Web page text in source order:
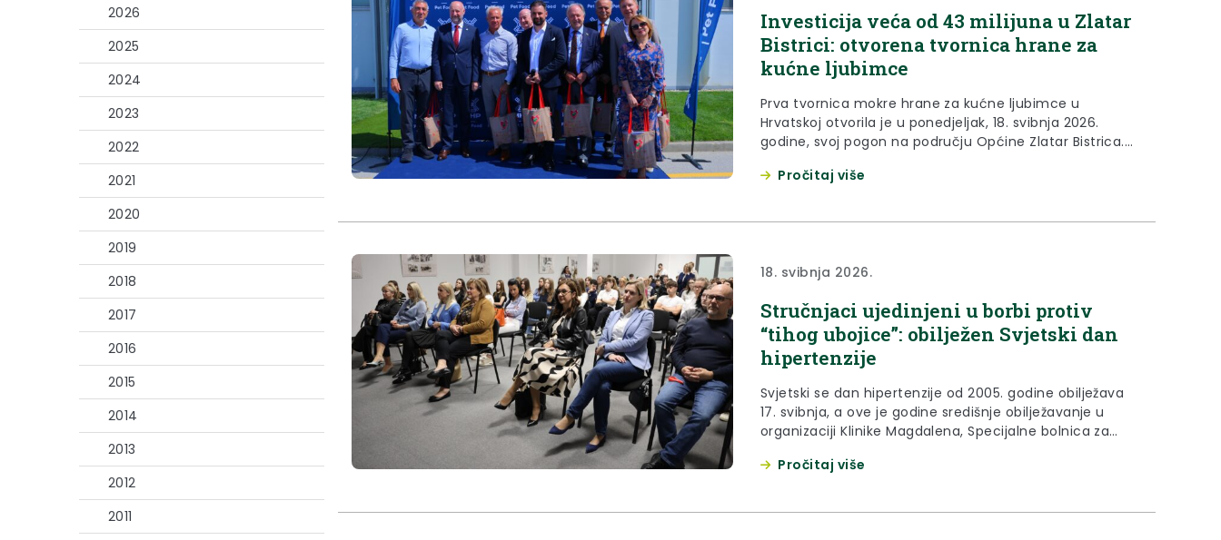
2026
2025
2024
2023
2022
2021
2020
2019
2018
2017
2016
2015
2014
2013
2012
2011
Investicija veća od 43 milijuna u Zlatar
Bistrici: otvorena tvornica hrane za
kućne ljubimce
Prva tvornica mokre hrane za kućne ljubimce u
Hrvatskoj otvorila je u ponedjeljak, 18. svibnja 2026.
godine, svoj pogon na području Općine Zlatar Bistrica.
je potvrda, kazao je župan Željko Kolar, da je Krapinsko-
konkurentna regija poželjna za međunarodne...
Pročitaj više
18. svibnja 2026.
Stručnjaci ujedinjeni u borbi protiv
“tihog ubojice”: obilježen Svjetski dan
hipertenzije
Svjetski se dan hipertenzije od 2005. godine obilježava
17. svibnja, a ove je godine središnje obilježavanje u
organizaciji Klinike Magdalena, Specijalne bolnica za
bolnica Zabok i bolnice hrvatskih veterana, tvrtke Salvus
zdravstvo održano u Zaboku u ponedjeljak, 18. svibnja.
Pročitaj više